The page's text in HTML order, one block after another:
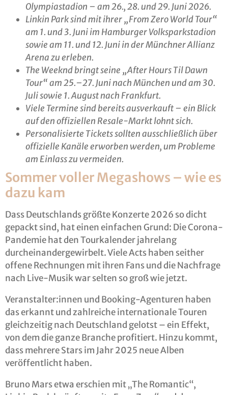
Olympiastadion – am 26., 28. und 29. Juni 2026.
Linkin Park sind mit ihrer „From Zero World Tour“
am 1. und 3. Juni im Hamburger Volksparkstadion
sowie am 11. und 12. Juni in der Münchner Allianz
Arena zu erleben.
The Weeknd bringt seine „After Hours Til Dawn
Tour“ am 25.–27. Juni nach München und am 30.
Juli sowie 1. August nach Frankfurt.
Viele Termine sind bereits ausverkauft – ein Blick
auf den offiziellen Resale-Markt lohnt sich.
Personalisierte Tickets sollten ausschließlich über
offizielle Kanäle erworben werden, um Probleme
am Einlass zu vermeiden.
Sommer voller Megashows – wie es
dazu kam
Dass Deutschlands größte Konzerte 2026 so dicht
gepackt sind, hat einen einfachen Grund: Die Corona-
Pandemie hat den Tourkalender jahrelang
durcheinandergewirbelt. Viele Acts haben seither
offene Rechnungen mit ihren Fans und die Nachfrage
nach Live-Musik war selten so groß wie jetzt.
Veranstalter:innen und Booking-Agenturen haben
das erkannt und zahlreiche internationale Touren
gleichzeitig nach Deutschland gelotst – ein Effekt,
von dem die ganze Branche profitiert. Hinzu kommt,
dass mehrere Stars im Jahr 2025 neue Alben
veröffentlicht haben.
Bruno Mars etwa erschien mit „The Romantic“,